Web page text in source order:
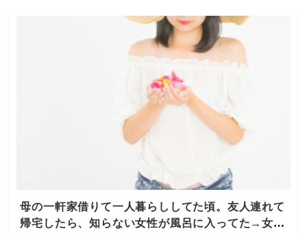
てたら、キンキン怒鳴り声がしたんで、行ってみたんだよ
母の一軒家借りて一人暮らししてた頃。友人連れて
帰宅したら、知らない女性が風呂に入ってた→女